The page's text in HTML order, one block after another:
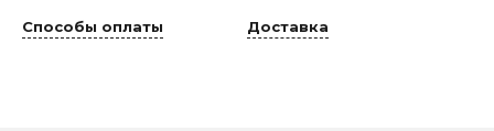
Способы оплаты Доставка